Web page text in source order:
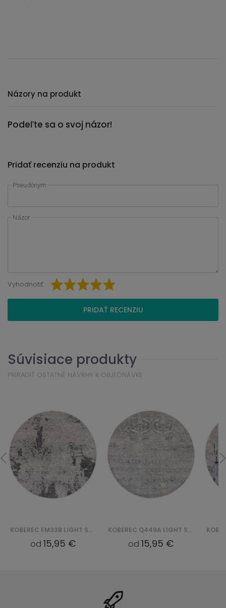
Názory na produkt
Podeľte sa o svoj názor!
Pridať recenziu na produkt
Pseudónym
Názor
Vyhodnotiť:
PRIDAŤ RECENZIU
Súvisiace produkty
PRIRADIŤ OSTATNÉ NÁVRHY K OBJEDNÁVKE
KOBEREC FM33B LIGHT SKY ROUND - SZARY
od 15,95 €
KOBEREC Q449A LIGHT SKY ROUND - SZARY
od15,95 €